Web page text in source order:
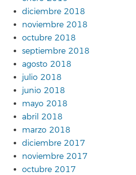
diciembre 2018
noviembre 2018
octubre 2018
septiembre 2018
agosto 2018
julio 2018
junio 2018
mayo 2018
abril 2018
marzo 2018
diciembre 2017
noviembre 2017
octubre 2017